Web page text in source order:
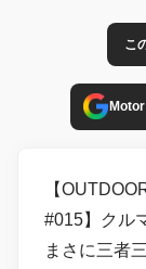
こ
【
#015】クル
まさに三者